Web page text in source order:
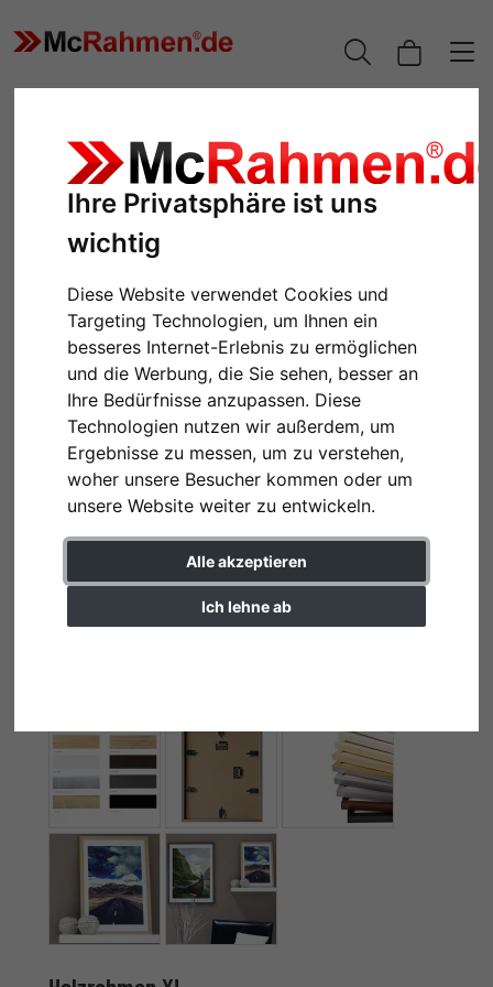
Ihre Privatsphäre ist uns
wichtig
Diese Website verwendet Cookies und
Targeting Technologien, um Ihnen ein
besseres Internet-Erlebnis zu ermöglichen
und die Werbung, die Sie sehen, besser an
Ihre Bedürfnisse anzupassen. Diese
Technologien nutzen wir außerdem, um
Ergebnisse zu messen, um zu verstehen,
woher unsere Besucher kommen oder um
unsere Website weiter zu entwickeln.
Alle akzeptieren
Ich lehne ab
Zurück